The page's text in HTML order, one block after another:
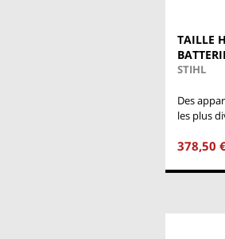
TAILLE
STIHL
Des
les plus
378,50